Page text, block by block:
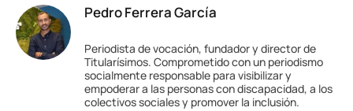
Pedro Ferrera García
Periodista de vocación, fundador y director de
Titularísimos. Comprometido con un periodismo
socialmente responsable para visibilizar y
empoderar a las personas con discapacidad, a los
colectivos sociales y promover la inclusión.